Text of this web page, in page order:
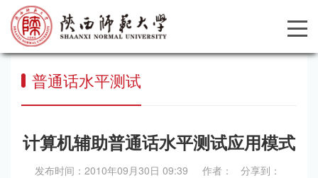
普通话水平测试
计算机辅助普通话水平测试应用模式
发布时间：2010年09月30日 09:39 作者： 分享到：